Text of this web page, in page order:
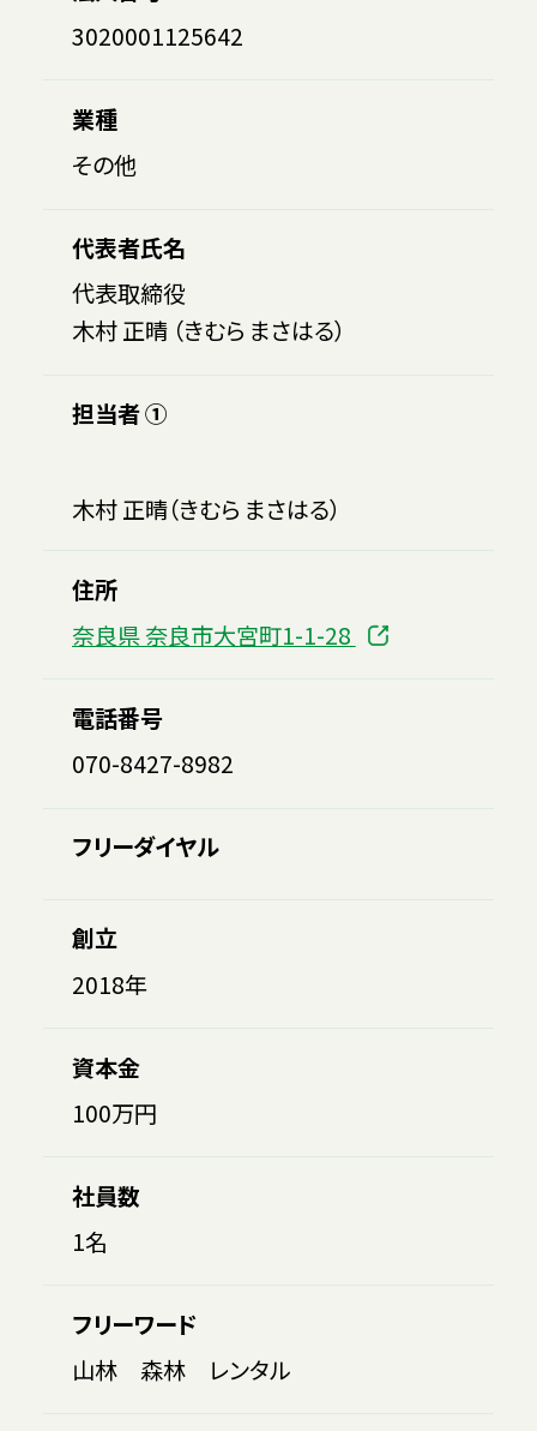
3020001125642
業種
その他
代表者氏名
代表取締役
木村 正晴 （きむら まさはる）
担当者 ①
木村 正晴（きむら まさはる）
住所
奈良県 奈良市大宮町1-1-28
電話番号
070-8427-8982
フリーダイヤル
創立
2018年
資本金
100万円
社員数
1名
フリーワード
山林 森林 レンタル